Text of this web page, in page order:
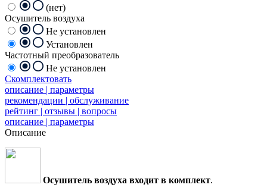
(нет)
Осушитель воздуха
Не установлен
Установлен
Частотный преобразователь
Не установлен
Скомплектовать
описание | параметры
рекомендации | обслуживание
рейтинг | отзывы | вопросы
описание | параметры
Описание
Осушитель воздуха входит в комплект.